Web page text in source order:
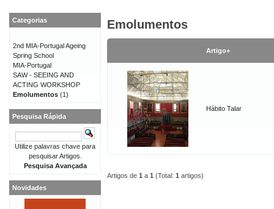
Emolumentos
Artigo+
Hábito Talar
Artigos de 1 a 1 (Total: 1 artigos)
Categorias
2nd MIA-Portugal Ageing
Spring School
MIA-Portugal
SAW - SEEING AND
ACTING WORKSHOP
Emolumentos (1)
Pesquisa Rápida
Utilize palavras chave para
pesquisar Artigos.
Pesquisa Avançada
Novidades